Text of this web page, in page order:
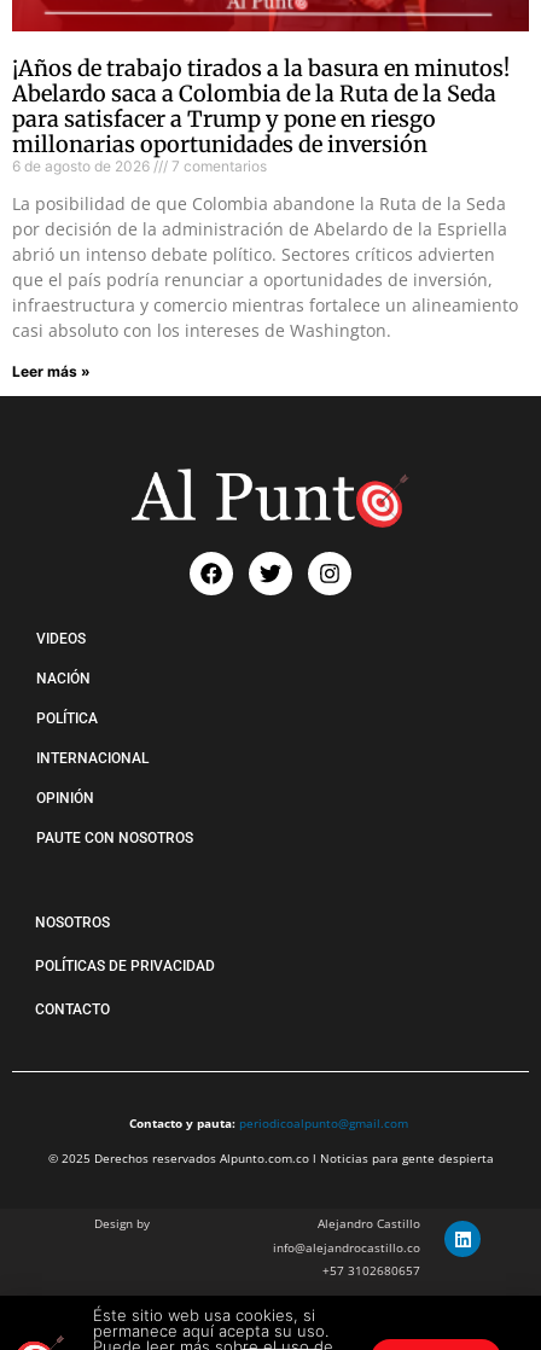
¡Años de trabajo tirados a la basura en minutos!
Abelardo saca a Colombia de la Ruta de la Seda
para satisfacer a Trump y pone en riesgo
millonarias oportunidades de inversión
6 de agosto de 2026 7 comentarios
La posibilidad de que Colombia abandone la Ruta de la Seda
por decisión de la administración de Abelardo de la Espriella
abrió un intenso debate político. Sectores críticos advierten
que el país podría renunciar a oportunidades de inversión,
infraestructura y comercio mientras fortalece un alineamiento
casi absoluto con los intereses de Washington.
Leer más »
VIDEOS
NACIÓN
POLÍTICA
INTERNACIONAL
OPINIÓN
PAUTE CON NOSOTROS
NOSOTROS
POLÍTICAS DE PRIVACIDAD
CONTACTO
Contacto y pauta: periodicoalpunto@gmail.com
© 2025 Derechos reservados Alpunto.com.co l Noticias para gente despierta
Design by
Alejandro Castillo
info@alejandrocastillo.co
+57 3102680657
Julian Barragan Verano
julbarg@gmail.com
Éste sitio web usa cookies, si
permanece aquí acepta su uso.